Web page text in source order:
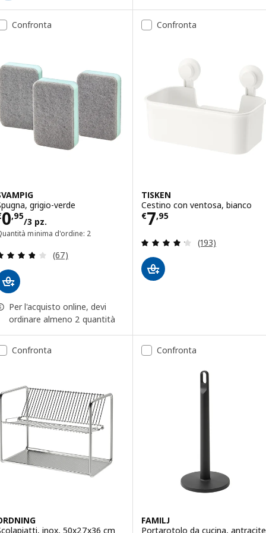
Confronta
grigio-verde
0,95
/3 pz. € 0,95/3 pz.
minima d'ordine: 2
Recensione: 3.8 fuori da 5 stelle. Totale
(67)
Per l'acquisto online, devi
ordinare almeno 2 quantità
Confronta
TISKEN
Cestino con ventosa, bianco
€7,95
Prezzo € 7,95
Recensione:
(193)
Confronta
inox, 50x27x36 cm
Confronta
FAMILJ
Portarotolo da cucina, antracite